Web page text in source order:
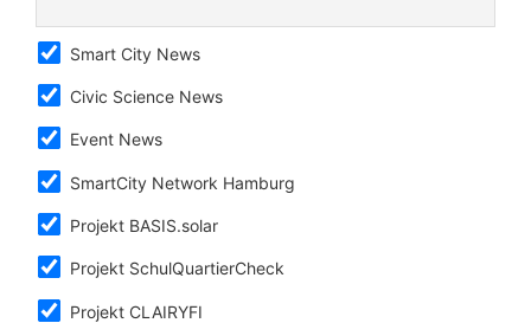
Smart City News
Civic Science News
Event News
SmartCity Network Hamburg
Projekt BASIS.solar
Projekt SchulQuartierCheck
Projekt CLAIRYFI